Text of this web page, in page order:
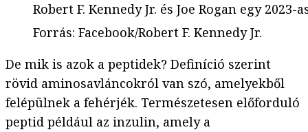
Robert F. Kennedy Jr. és Joe Rogan egy
Forrás: Facebook/Robert F. Kennedy Jr.
De mik is azok a peptidek? Definíció szerint
rövid aminosavláncokról van szó, amelyekből
felépülnek a fehérjék. Természetesen előforduló
peptid például az inzulin, amely a